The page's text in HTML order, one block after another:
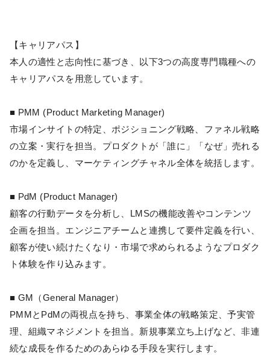
【キャリアパス】
本人の適性と志向性に基づき、以下3つの高度専門職種への
キャリアパスを用意しています。
■ PMM (Product Marketing Manager)
市場インサイトの特定、ポジショニング戦略、ファネル戦略
の立案・実行を担当。プロダクトが「誰に」「なぜ」売れる
のかを定義し、マーケティングチャネル全体を統括します。
■ PdM (Product Manager)
顧客の行動データを分析し、LMSの機能改善やコンテンツ
企画を担当。エンジニアチームと連携して要件定義を行い、
顧客が使い続けたくなり・市場で求められるようなプロダク
ト体験を作り込みます。
■ GM（General Manager）
PMMとPdMの両視点を持ち、事業全体の戦略策定、予実管
理、組織マネジメントを担当。新規事業立ち上げなど、非連
続な成長を作るためのあらゆる手段を実行します。